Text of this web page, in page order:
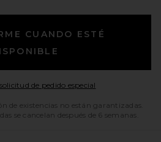
CUANDO ESTÉ
de pedido especial
de existencias no están garantizadas.
se cancelan después de 6 semanas.